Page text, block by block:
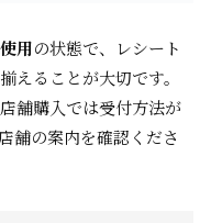
用の状態で、レシート
えることが大切です。
舗購入では受付方法が
舗の案内を確認くださ